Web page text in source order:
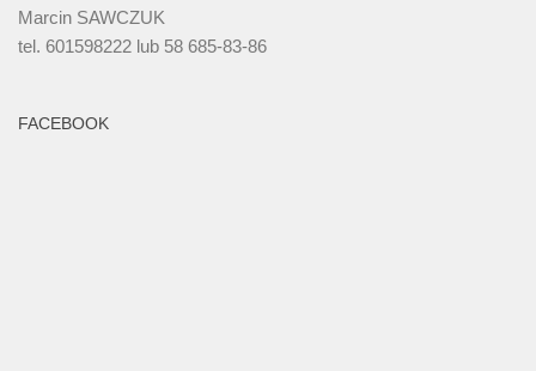
Marcin SAWCZUK
tel. 601598222 lub 58 685-83-86
FACEBOOK